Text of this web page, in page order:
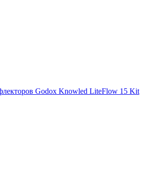
Godox Knowled LiteFlow 15 Kit